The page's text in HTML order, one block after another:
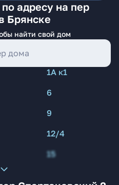
адресу на пер
Брянске
найти свой дом
1А к1
6
9
12/4
15